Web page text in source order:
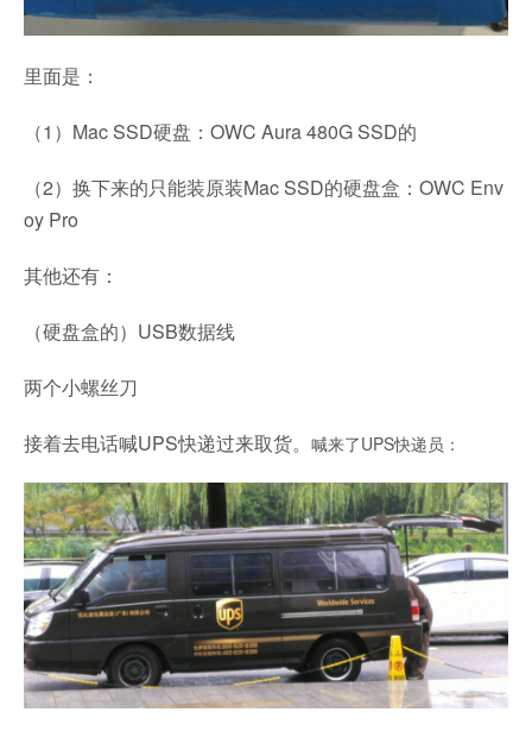
里面是：
（1）Mac SSD硬盘：OWC Aura 480G SSD的
（2）换下来的只能装原装Mac SSD的硬盘盒：OWC Env
oy Pro
其他还有：
（硬盘盒的）USB数据线
两个小螺丝刀
接着去电话喊UPS快递过来取货。 喊来了UPS快递员：